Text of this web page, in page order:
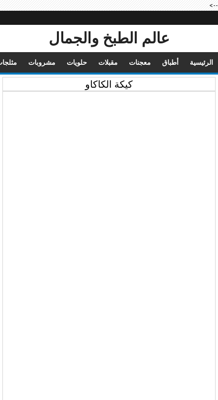
-->
عالم الطبخ والجمال
الرئيسية أطباق معجنات مقبلات حلويات مشروبات
كيكة الكاكاو